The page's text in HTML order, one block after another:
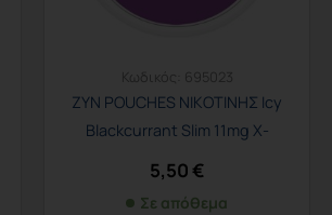
Κωδικός: 695023
ZYN POUCHES ΝΙΚΟΤΙΝΗΣ Icy
Blackcurrant Slim 11mg X-
5,50€
Σε απόθεμα